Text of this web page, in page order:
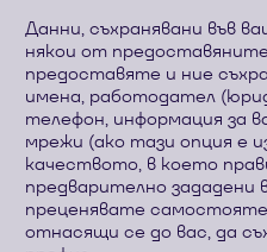
Данни, съхранявани във
някои от
предоставяте и ние
имена, работодател
телефон, информация за
мрежи (ако тази опция е
качеството, в което
предварително зададени
преценявате
отнасящи се до вас, да